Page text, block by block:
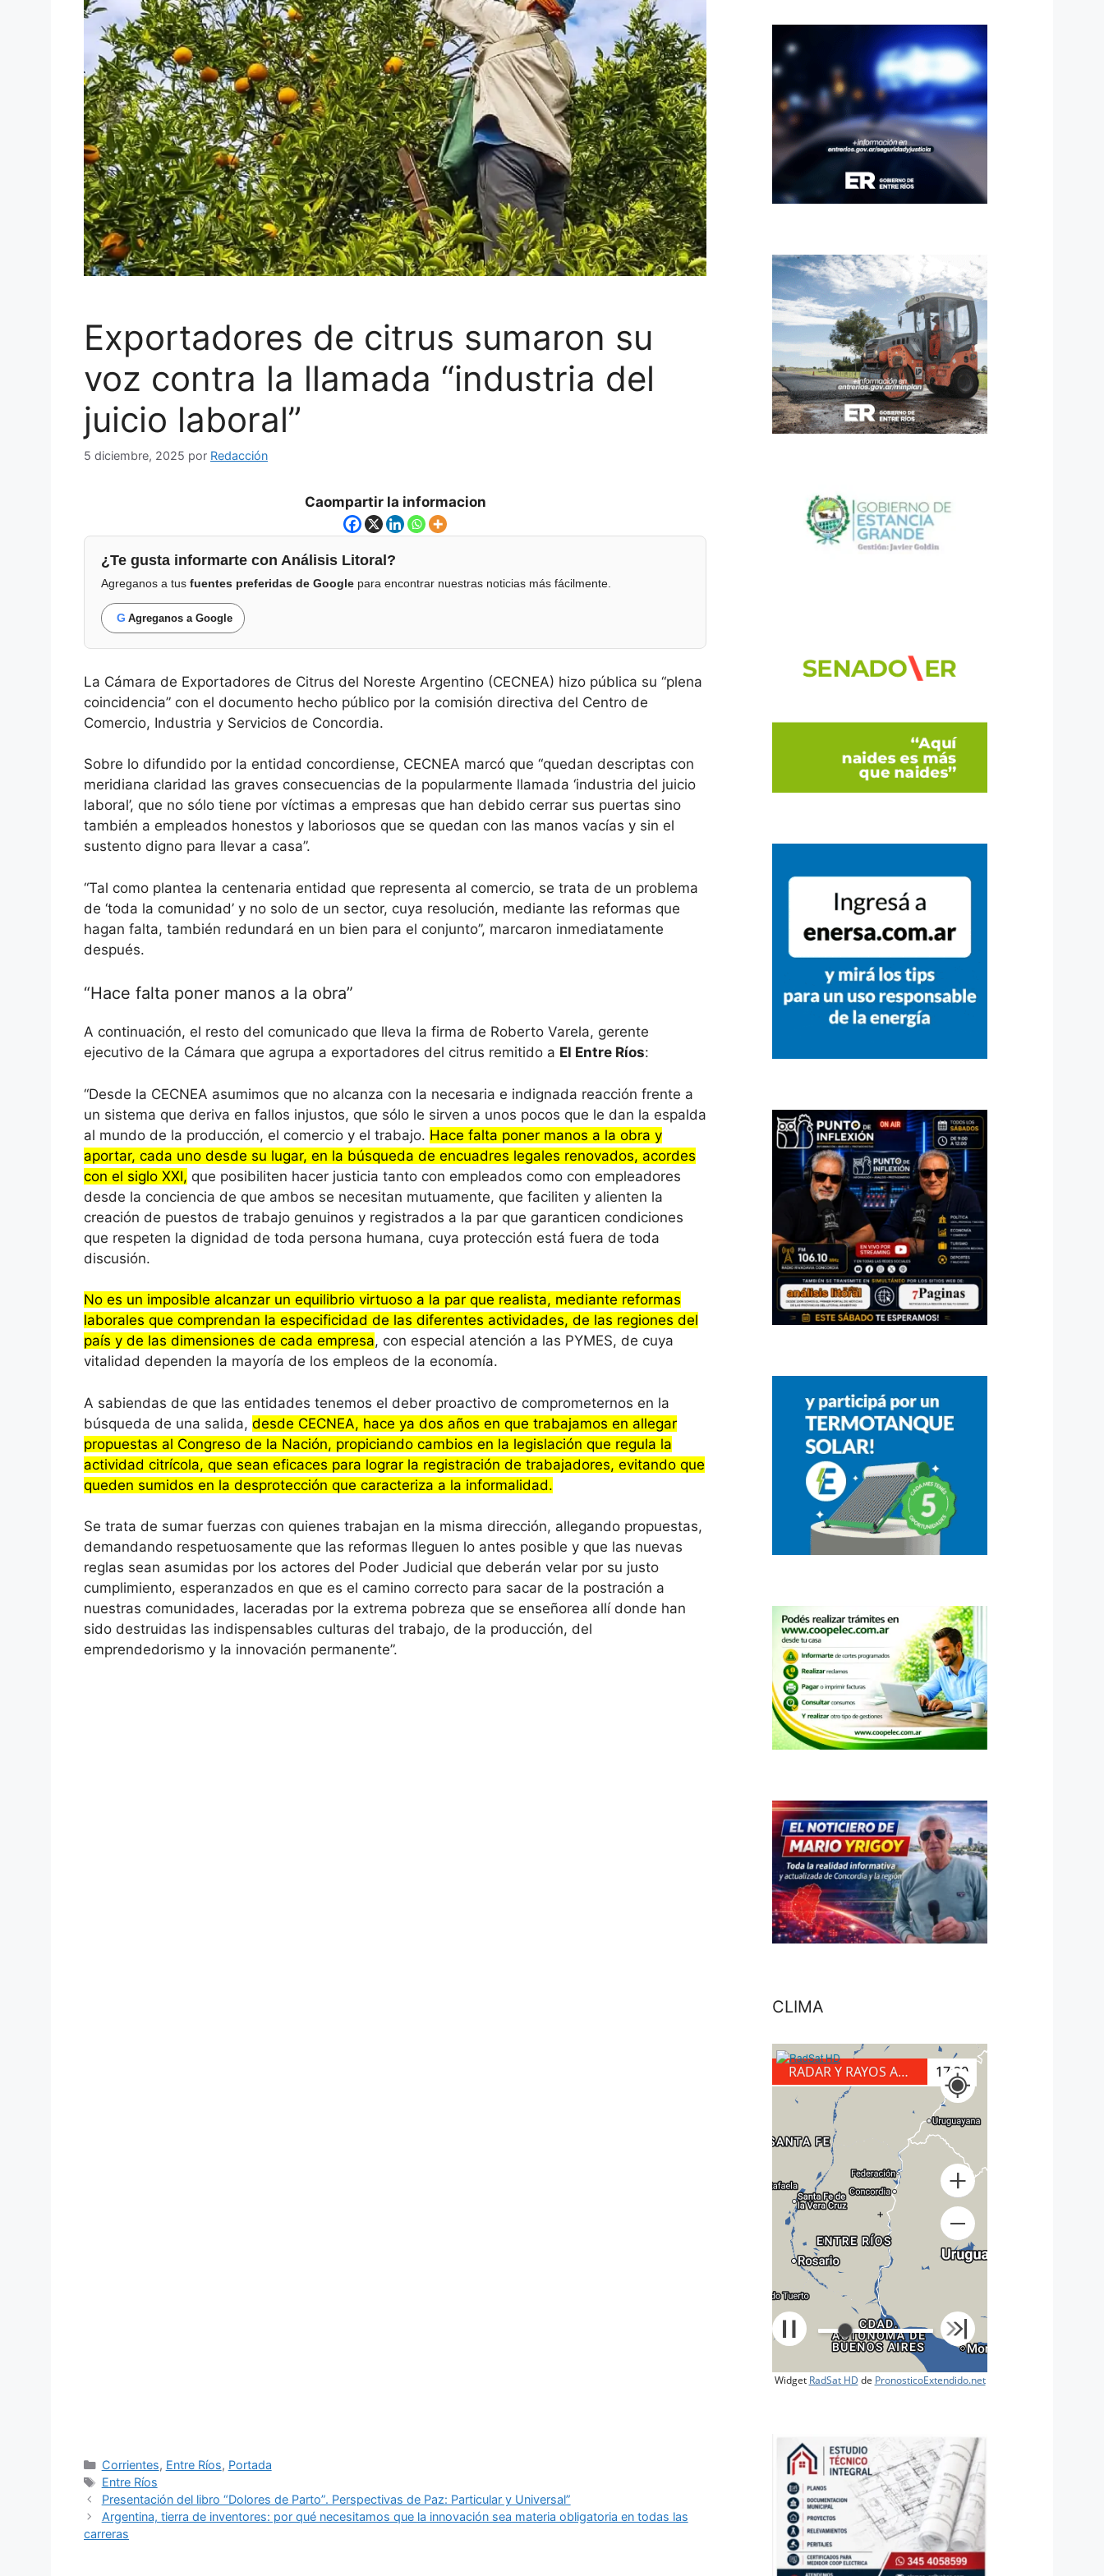
Exportadores de citrus sumaron su
voz contra la llamada “industria del
juicio laboral”
5 diciembre, 2025 por Redacción
Caompartir la informacion
¿Te gusta informarte con Análisis Litoral?
Agreganos a tus fuentes preferidas de Google para encontrar nuestras noticias más fácilmente.
G Agreganos a Google
La Cámara de Exportadores de Citrus del Noreste Argentino (CECNEA) hizo pública su “plena
coincidencia” con el documento hecho público por la comisión directiva del Centro de
Comercio, Industria y Servicios de Concordia.
Sobre lo difundido por la entidad concordiense, CECNEA marcó que “quedan descriptas con
meridiana claridad las graves consecuencias de la popularmente llamada ‘industria del juicio
laboral’, que no sólo tiene por víctimas a empresas que han debido cerrar sus puertas sino
también a empleados honestos y laboriosos que se quedan con las manos vacías y sin el
sustento digno para llevar a casa”.
“Tal como plantea la centenaria entidad que representa al comercio, se trata de un problema
de ‘toda la comunidad’ y no solo de un sector, cuya resolución, mediante las reformas que
hagan falta, también redundará en un bien para el conjunto”, marcaron inmediatamente
después.
“Hace falta poner manos a la obra”
A continuación, el resto del comunicado que lleva la firma de Roberto Varela, gerente
ejecutivo de la Cámara que agrupa a exportadores del citrus remitido a El Entre Ríos:
“Desde la CECNEA asumimos que no alcanza con la necesaria e indignada reacción frente a
un sistema que deriva en fallos injustos, que sólo le sirven a unos pocos que le dan la espalda
al mundo de la producción, el comercio y el trabajo. Hace falta poner manos a la obra y
aportar, cada uno desde su lugar, en la búsqueda de encuadres legales renovados, acordes
con el siglo XXI, que posibiliten hacer justicia tanto con empleados como con empleadores
desde la conciencia de que ambos se necesitan mutuamente, que faciliten y alienten la
creación de puestos de trabajo genuinos y registrados a la par que garanticen condiciones
que respeten la dignidad de toda persona humana, cuya protección está fuera de toda
discusión.
No es un imposible alcanzar un equilibrio virtuoso a la par que realista, mediante reformas
laborales que comprendan la especificidad de las diferentes actividades, de las regiones del
país y de las dimensiones de cada empresa, con especial atención a las PYMES, de cuya
vitalidad dependen la mayoría de los empleos de la economía.
A sabiendas de que las entidades tenemos el deber proactivo de comprometernos en la
búsqueda de una salida, desde CECNEA, hace ya dos años en que trabajamos en allegar
propuestas al Congreso de la Nación, propiciando cambios en la legislación que regula la
actividad citrícola, que sean eficaces para lograr la registración de trabajadores, evitando que
queden sumidos en la desprotección que caracteriza a la informalidad.
Se trata de sumar fuerzas con quienes trabajan en la misma dirección, allegando propuestas,
demandando respetuosamente que las reformas lleguen lo antes posible y que las nuevas
reglas sean asumidas por los actores del Poder Judicial que deberán velar por su justo
cumplimiento, esperanzados en que es el camino correcto para sacar de la postración a
nuestras comunidades, laceradas por la extrema pobreza que se enseñorea allí donde han
sido destruidas las indispensables culturas del trabajo, de la producción, del
emprendedorismo y la innovación permanente”.
Categorías
Corrientes, Entre Ríos, Portada
Etiquetas
Entre Ríos
Presentación del libro “Dolores de Parto”. Perspectivas de Paz: Particular y Universal”
Argentina, tierra de inventores: por qué necesitamos que la innovación sea materia obligatoria en todas las
carreras
CLIMA
RADAR Y RAYOS A TIERRA 17:40
+
Widget RadSat HD de PronosticoExtendido.net